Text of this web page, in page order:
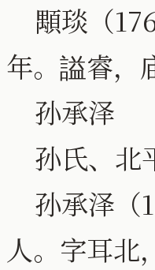
顒琰（
年。謚睿，
孙承泽
孙氏、北
孙承泽（
人。字耳北